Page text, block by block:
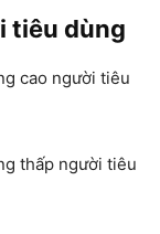
tiêu dùng
cao người tiêu
thấp người tiêu